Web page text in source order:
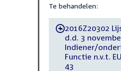
Te behandelen:
-2016Z20302
d.d. 3
Indiener/
Functie n.v.t.
43